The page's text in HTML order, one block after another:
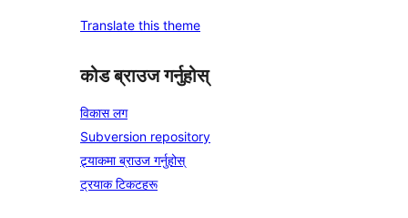
Translate this theme
कोड ब्राउज गर्नुहोस्
विकास लग
Subversion repository
ट्र्याकमा ब्राउज गर्नुहोस्
ट्रयाक टिकटहरू